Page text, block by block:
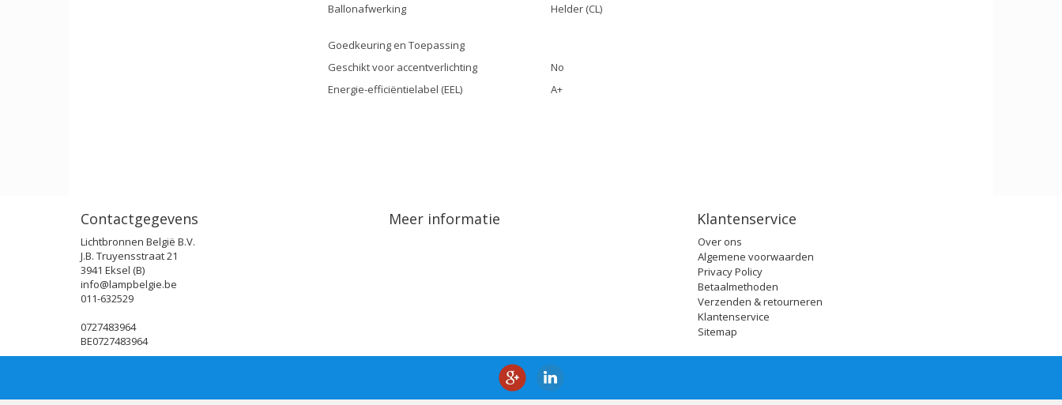
Ballonafwerking
Helder (CL)
Goedkeuring en Toepassing
Geschikt voor accentverlichting
No
Energie-efficiëntielabel (EEL)
A+
Contactgegevens
Lichtbronnen België B.V.
J.B. Truyensstraat 21
3941 Eksel (B)
info@lampbelgie.be
011-632529
0727483964
BE0727483964
Meer informatie Klantenservice
Over ons
Algemene voorwaarden
Privacy Policy
Betaalmethoden
Verzenden & retourneren
Klantenservice
Sitemap